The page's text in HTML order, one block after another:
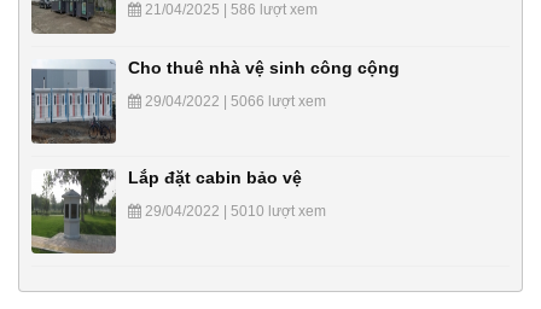
21/04/2025 | 586 lượt xem
Cho thuê nhà vệ sinh công cộng
29/04/2022 | 5066 lượt xem
Lắp đặt cabin bảo vệ
29/04/2022 | 5010 lượt xem